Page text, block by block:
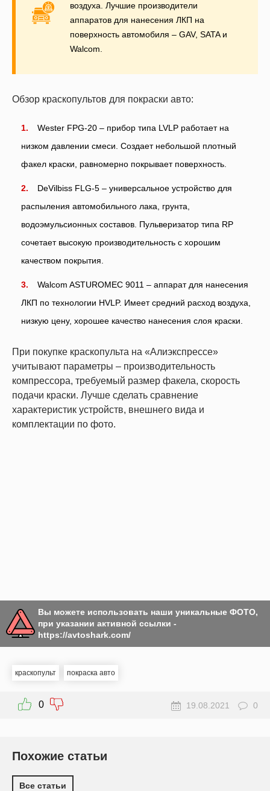
воздуха. Лучшие производители
аппаратов для нанесения ЛКП на
поверхность автомобиля – GAV, SATA и
Walcom.
Обзор краскопультов для покраски авто:
Wester FPG-20 – прибор типа LVLP работает на
низком давлении смеси. Создает небольшой плотный
факел краски, равномерно покрывает поверхность.
DeVilbiss FLG-5 – универсальное устройство для
распыления автомобильного лака, грунта,
водоэмульсионных составов. Пульверизатор типа RP
сочетает высокую производительность с хорошим
качеством покрытия.
Walcom ASTUROMEC 9011 – аппарат для нанесения
ЛКП по технологии HVLP. Имеет средний расход воздуха,
низкую цену, хорошее качество нанесения слоя краски.
При покупке краскопульта на «Алиэкспрессе»
учитывают параметры – производительность
компрессора, требуемый размер факела, скорость
подачи краски. Лучше сделать сравнение
характеристик устройств, внешнего вида и
комплектации по фото.
Вы можете использовать наши уникальные ФОТО,
при указании активной ссылки -
https://avtoshark.com/
краскопульт покраска авто
0 19.08.2021 0
Похожие статьи
Все статьи